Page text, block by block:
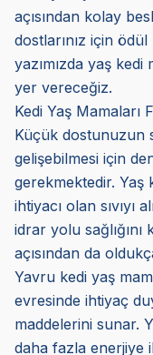
açısından kolay
dostlarınız için
yazımızda yaş kedi
yer vereceğiz.
Kedi Yaş Mamaları
Küçük dostunuzun
gelişebilmesi için
gerekmektedir. Yaş
ihtiyacı olan sıvıyı
idrar yolu
açısından da
Yavru kedi yaş
evresinde ihtiyaç
maddelerini sunar.
daha fazla enerjiye